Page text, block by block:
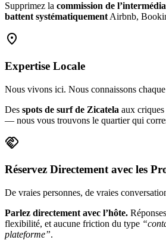
Supprimez la commission de
battent systématiquement Airbnb,
location_on
Expertise Locale
Nous vivons ici. Nous connaissons
Des spots de surf de Zicatela aux
— nous vous trouvons le quartier qui
handshake
Réservez Directement avec les
De vraies personnes, de vraies
Parlez directement avec l’hôte.
flexibilité, et aucune friction du type
plateforme”.